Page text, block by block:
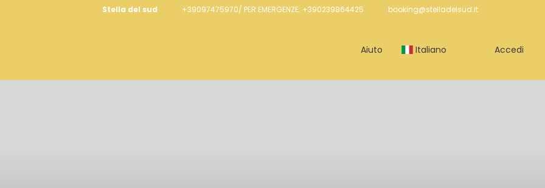
Stella del sud +39097475970/ PER EMERGENZE: +390239864425 booking@stelladelsud.it
Aiuto Italiano Accedi